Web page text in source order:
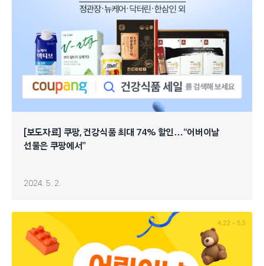
[보도자료] 쿠팡, 건강식품 최대 74% 할인…“어버이날
선물은 쿠팡에서”
2024. 5. 2.